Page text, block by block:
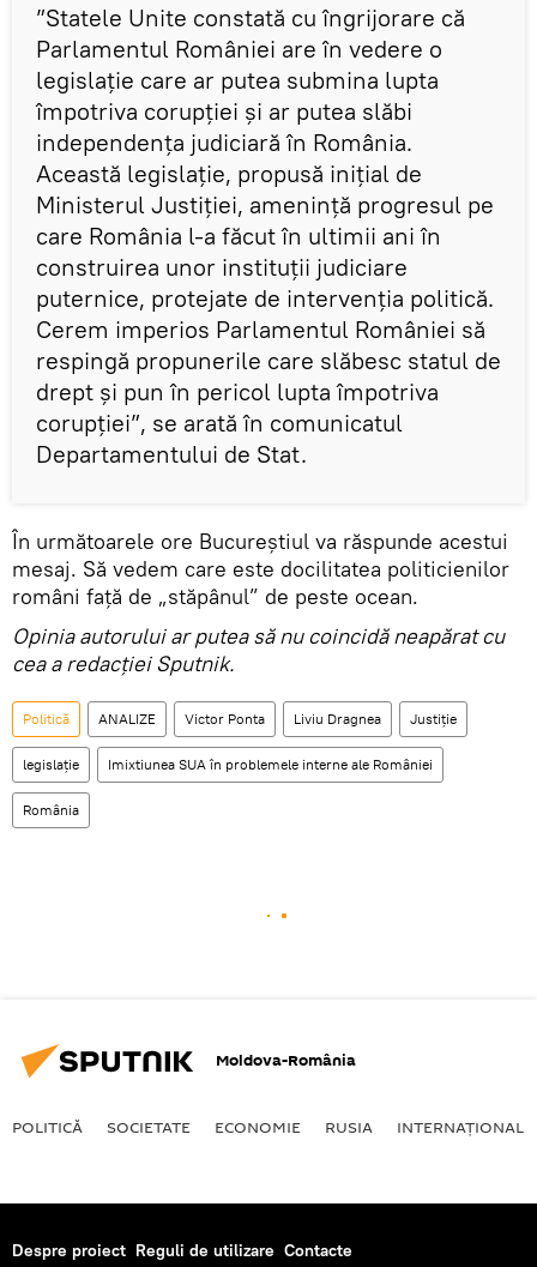
”Statele Unite constată cu îngrijorare că
Parlamentul României are în vedere o
legislație care ar putea submina lupta
împotriva corupției și ar putea slăbi
independența judiciară în România.
Această legislație, propusă inițial de
Ministerul Justiției, amenință progresul pe
care România l-a făcut în ultimii ani în
construirea unor instituții judiciare
puternice, protejate de intervenția politică.
Cerem imperios Parlamentul României să
respingă propunerile care slăbesc statul de
drept și pun în pericol lupta împotriva
corupției”, se arată în comunicatul
Departamentului de Stat.
În următoarele ore Bucureștiul va răspunde acestui
mesaj. Să vedem care este docilitatea politicienilor
români față de „stăpânul” de peste ocean.
Opinia autorului ar putea să nu coincidă neapărat cu
cea a redacției Sputnik.
Politică ANALIZE Victor Ponta Liviu Dragnea Justiție
legislație Imixtiunea SUA în problemele interne ale României
România
Moldova-România
POLITICĂ SOCIETATE ECONOMIE RUSIA INTERNAŢIONAL
Despre proiect Reguli de utilizare Contacte